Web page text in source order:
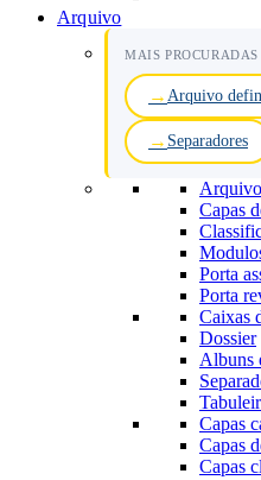
Arquivo
MAIS PROCURADAS
Arquivo
Separadores
Capas
Porta
Porta
Caixas
Dossier
Albuns
Capas
Capas
Capas